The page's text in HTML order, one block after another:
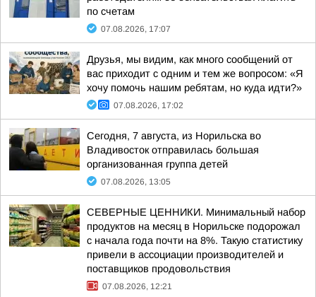
по счетам
07.08.2026, 17:07
Друзья, мы видим, как много сообщений от
вас приходит с одним и тем же вопросом: «Я
хочу помочь нашим ребятам, но куда идти?»
07.08.2026, 17:02
Сегодня, 7 августа, из Норильска во
Владивосток отправилась большая
организованная группа детей
07.08.2026, 13:05
СЕВЕРНЫЕ ЦЕННИКИ. Минимальный набор
продуктов на месяц в Норильске подорожал
с начала года почти на 8%. Такую статистику
привели в ассоциации производителей и
поставщиков продовольствия
07.08.2026, 12:21